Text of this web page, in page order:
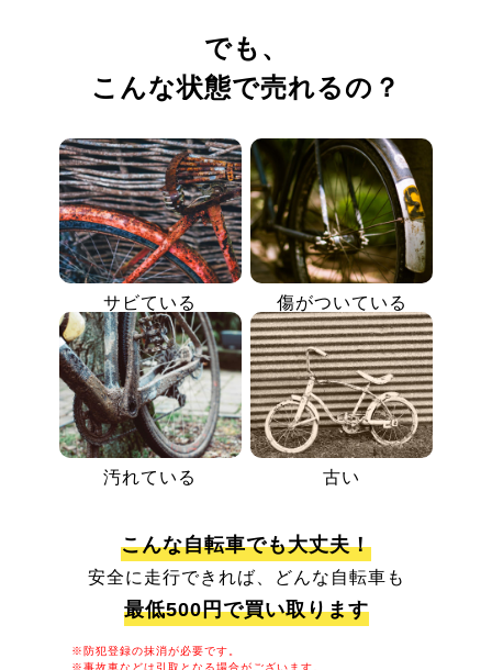
でも、
こんな状態で売れるの？
サビている 傷がついている
汚れている 古い
こんな自転車でも大丈夫！
安全に走行できれば、どんな自転車も
最低500円で買い取ります
※防犯登録の抹消が必要です。
※事故車などは引取となる場合がございます。